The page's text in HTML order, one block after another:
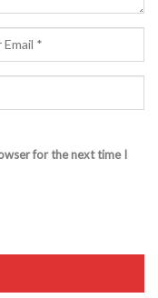
for the next time I